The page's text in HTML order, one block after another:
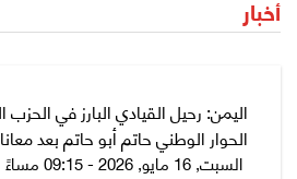
أخبار
اليمن: رحيل القيادي البارز في
الحوار الوطني حاتم أبو حاتم بعد
السبت, 16 مايو, 2026 - 09:15 مساءً